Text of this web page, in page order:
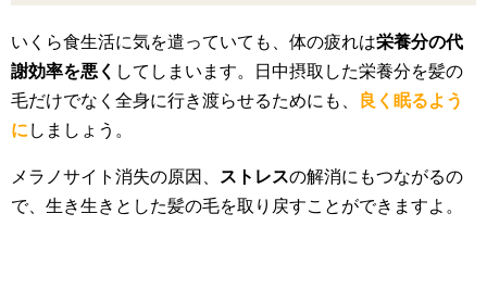
いくら食生活に気を遣っていても、体の疲れは栄養分の代
謝効率を悪く してしまいます。日中摂取した栄養分を髪の
毛だけでなく全身に行き渡らせるためにも、
良く眠るよう
に しましょう。
メラノサイト消失の原因、 ストレスの解消にもつながるの
で、生き生きとした髪の毛を取り戻すことができますよ。